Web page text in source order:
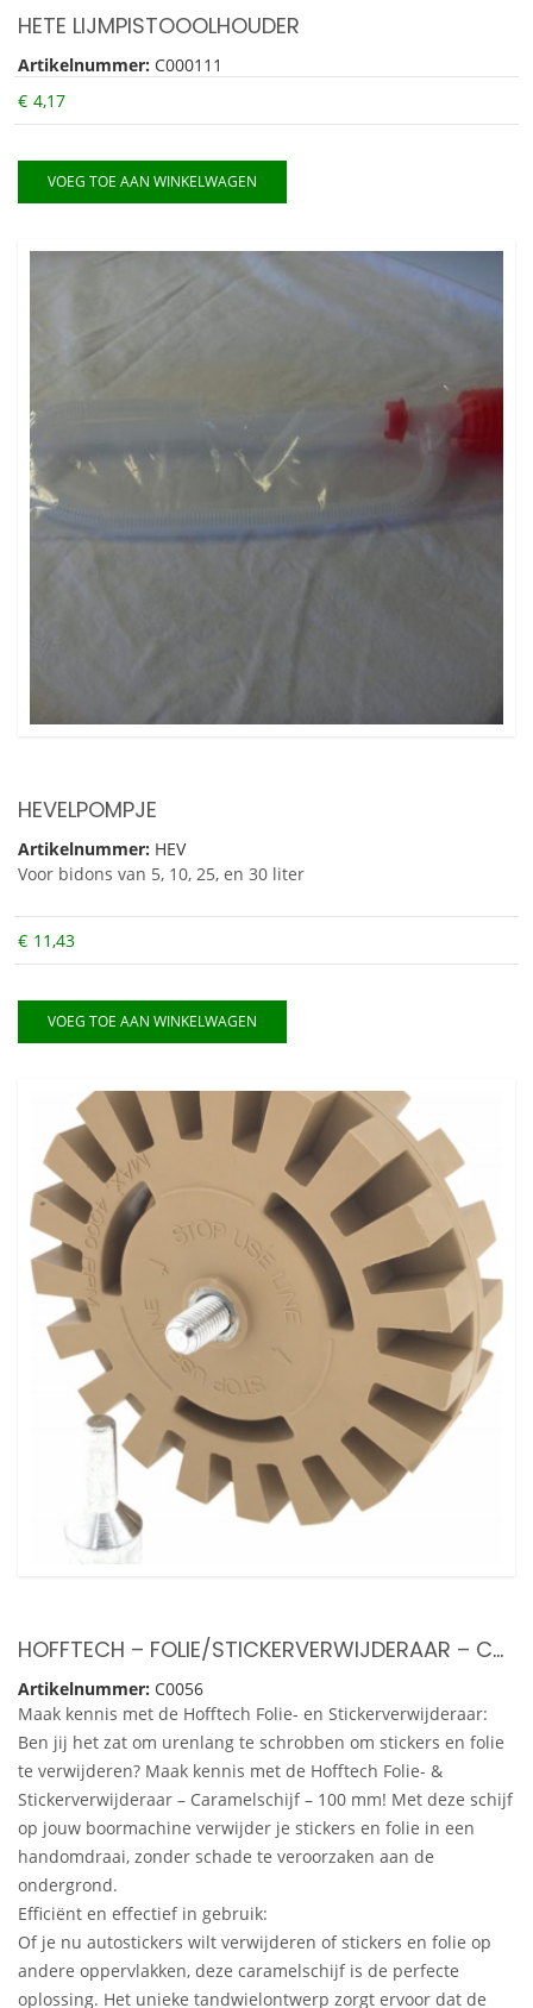
HETE LIJMPISTOOOLHOUDER
Artikelnummer: C000111
€ 4,17
VOEG TOE AAN WINKELWAGEN
HEVELPOMPJE
Artikelnummer: HEV
Voor bidons van 5, 10, 25, en 30 liter
€ 11,43
VOEG TOE AAN WINKELWAGEN
HOFFTECH – FOLIE/STICKERVERWIJDERAAR – CARAMELSCHIJF – 100 MM
Artikelnummer: C0056
Maak kennis met de Hofftech Folie- en Stickerverwijderaar:
Ben jij het zat om urenlang te schrobben om stickers en folie
te verwijderen? Maak kennis met de Hofftech Folie- &
Stickerverwijderaar – Caramelschijf – 100 mm! Met deze schijf
op jouw boormachine verwijder je stickers en folie in een
handomdraai, zonder schade te veroorzaken aan de
ondergrond.
Efficiënt en effectief in gebruik:
Of je nu autostickers wilt verwijderen of stickers en folie op
andere oppervlakken, deze caramelschijf is de perfecte
oplossing. Het unieke tandwielontwerp zorgt ervoor dat de